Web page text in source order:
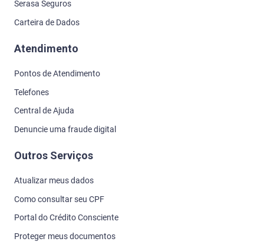
Serasa Seguros
Carteira de Dados
Atendimento
Pontos de Atendimento
Telefones
Central de Ajuda
Denuncie uma fraude digital
Outros Serviços
Atualizar meus dados
Como consultar seu CPF
Portal do Crédito Consciente
Proteger meus documentos